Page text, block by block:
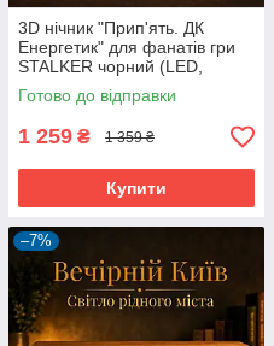
3D нічник "Прип'ять. ДК
Енергетик" для фанатів гри
STALKER чорний (LED,
Акумулятор, USB Type-C)
Готово до відправки
1 259 ₴ 1 359 ₴
Купити
–7%